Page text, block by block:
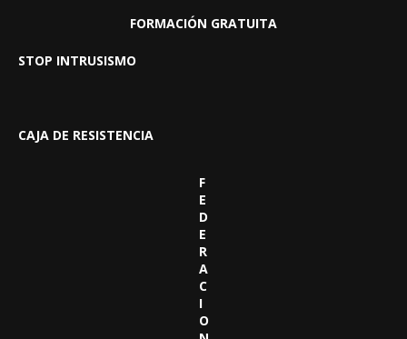
FORMACIÓN GRATUITA
STOP INTRUSISMO
CAJA DE RESISTENCIA
F
E
D
E
R
A
C
I
O